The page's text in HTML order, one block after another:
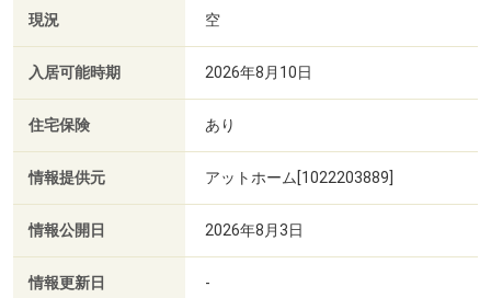
現況 空
入居可能時期 2026年8月10日
住宅保険 あり
情報提供元 アットホーム[1022203889]
情報公開日 2026年8月3日
情報更新日 -